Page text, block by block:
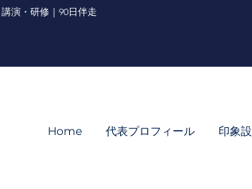
演・研修｜90日伴走
Home 代表プロフィール 印象